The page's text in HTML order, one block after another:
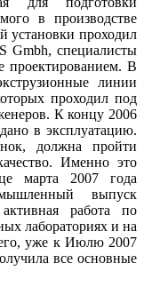
в производстве
установки проходил
Gmbh, специалисты
проектированием. В
линии
проходил под
К концу 2006
в эксплуатацию.
должна пройти
Именно это
марта 2007 года
выпуск
работа по
лабораториях и на
уже к Июлю 2007
все основные